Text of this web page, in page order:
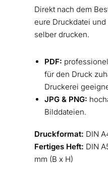
Direkt nach dem
eure Druckdatei
selber drucken.
PDF:
für den Druck
Druckerei
JPG & PNG:
Bilddateien.
Druckformat: DIN
Fertiges Heft: DIN
mm (B x H)